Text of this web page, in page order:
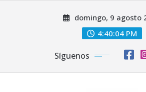
domingo, 9 agosto
4:40:06 PM
Síguenos